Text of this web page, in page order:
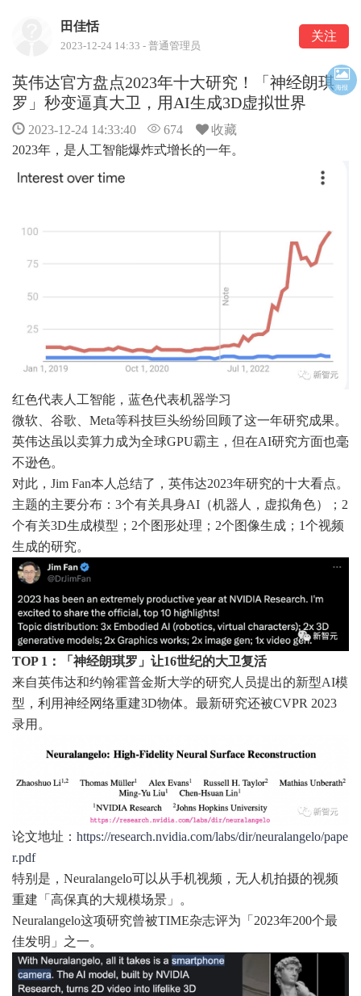
田佳恬
2023-12-24 14:33 - 普通管理员
关注
英伟达官方盘点2023年十大研究！「神经朗琪
罗」秒变逼真大卫，用AI生成3D虚拟世界
2023-12-24 14:33:40 674
收藏
2023年，是人工智能爆炸式增长的一年。
红色代表人工智能，蓝色代表机器学习
微软、谷歌、Meta等科技巨头纷纷回顾了这一年研究成果。
英伟达虽以卖算力成为全球GPU霸主，但在AI研究方面也毫
不逊色。
对此，Jim Fan本人总结了，英伟达2023年研究的十大看点。
主题的主要分布：3个有关具身AI（机器人，虚拟角色）；2
个有关3D生成模型；2个图形处理；2个图像生成；1个视频
生成的研究。
TOP 1：「神经朗琪罗」让16世纪的大卫复活
来自英伟达和约翰霍普金斯大学的研究人员提出的新型AI模
型，利用神经网络重建3D物体。最新研究还被CVPR 2023
录用。
论文地址： https://research.nvidia.com/labs/dir/neuralangelo/pape
r.pdf
特别是，Neuralangelo可以从手机视频，无人机拍摄的视频
重建「高保真的大规模场景」。
Neuralangelo这项研究曾被TIME杂志评为「2023年200个最
佳发明」之一。
海报